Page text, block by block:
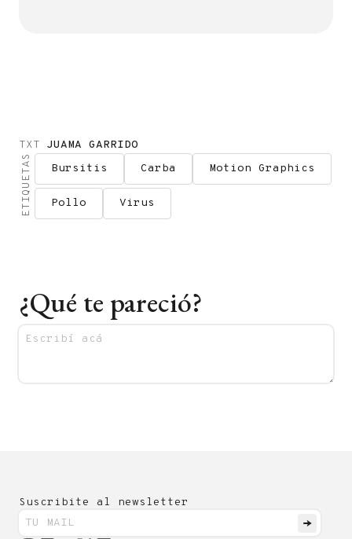
TXT JUAMA GARRIDO
ETIQUETAS Bursitis Carba Motion Graphics
Pollo Virus
¿Qué te pareció?
Suscribite al newsletter